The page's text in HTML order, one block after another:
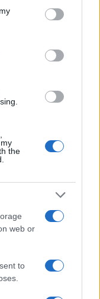
You may click to
party tags to
in below Google
the
web or
to
de La
un bombero
un hotel